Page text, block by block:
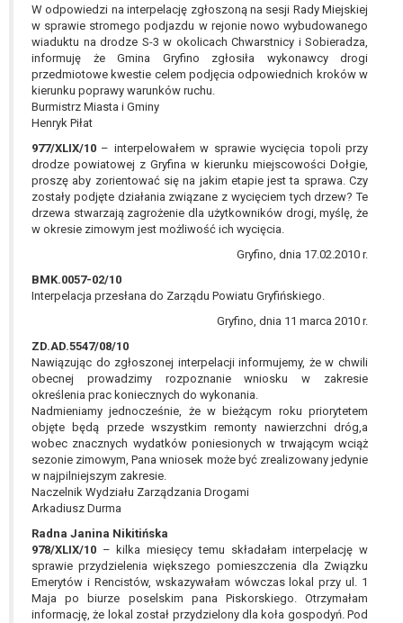
W odpowiedzi na interpelację zgłoszoną na sesji Rady Miejskiej
w sprawie stromego podjazdu w rejonie nowo wybudowanego
wiaduktu na drodze S-3 w okolicach Chwarstnicy i Sobieradza,
informuję że Gmina Gryfino zgłosiła wykonawcy drogi
przedmiotowe kwestie celem podjęcia odpowiednich kroków w
kierunku poprawy warunków ruchu.
Burmistrz Miasta i Gminy
Henryk Piłat
977/XLIX/10 – interpelowałem w sprawie wycięcia topoli przy
drodze powiatowej z Gryfina w kierunku miejscowości Dołgie,
proszę aby zorientować się na jakim etapie jest ta sprawa. Czy
zostały podjęte działania związane z wycięciem tych drzew? Te
drzewa stwarzają zagrożenie dla użytkowników drogi, myślę, że
w okresie zimowym jest możliwość ich wycięcia.
Gryfino, dnia 17.02.2010 r.
BMK.0057-02/10
Interpelacja przesłana do Zarządu Powiatu Gryfińskiego.
Gryfino, dnia 11 marca 2010 r.
ZD.AD.5547/08/10
Nawiązując do zgłoszonej interpelacji informujemy, że w chwili
obecnej prowadzimy rozpoznanie wniosku w zakresie
określenia prac koniecznych do wykonania.
Nadmieniamy jednocześnie, że w bieżącym roku priorytetem
objęte będą przede wszystkim remonty nawierzchni dróg,a
wobec znacznych wydatków poniesionych w trwającym wciąż
sezonie zimowym, Pana wniosek może być zrealizowany jedynie
w najpilniejszym zakresie.
Naczelnik Wydziału Zarządzania Drogami
Arkadiusz Durma
Radna Janina Nikitińska
978/XLIX/10 – kilka miesięcy temu składałam interpelację w
sprawie przydzielenia większego pomieszczenia dla Związku
Emerytów i Rencistów, wskazywałam wówczas lokal przy ul. 1
Maja po biurze poselskim pana Piskorskiego. Otrzymałam
informację, że lokal został przydzielony dla koła gospodyń. Pod